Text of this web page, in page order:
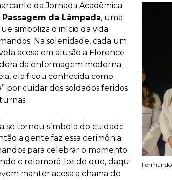
da Jornada Acadêmica
da Lâmpada, uma
simboliza o início da vida
Na solenidade, cada um
acesa em alusão a Florence
da enfermagem moderna.
ela ficou conhecida como
por cuidar dos soldados feridos
se tornou símbolo do cuidado
a gente faz essa cerimônia
para celebrar o momento
e relembrá-los de que, daqui
manter acesa a chama do